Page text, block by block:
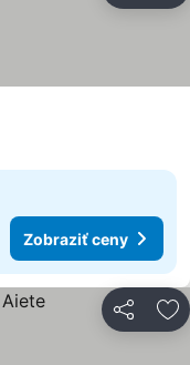
Zobraziť ceny
Zdieľať